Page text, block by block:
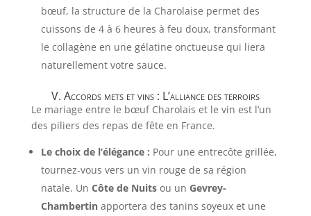
bœuf, la structure de la Charolaise permet des
cuissons de 4 à 6 heures à feu doux, transformant
le collagène en une gélatine onctueuse qui liera
naturellement votre sauce.
V. Accords mets et vins : L’alliance des terroirs
Le mariage entre le bœuf Charolais et le vin est l’un
des piliers des repas de fête en France.
Le choix de l’élégance : Pour une entrecôte grillée,
tournez-vous vers un vin rouge de sa région
natale. Un Côte de Nuitsou un Gevrey-
Chambertinapportera des tanins soyeux et une